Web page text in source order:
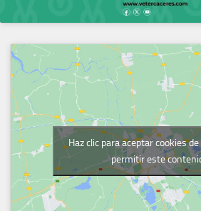
Haz clic para aceptar cookies
permitir este